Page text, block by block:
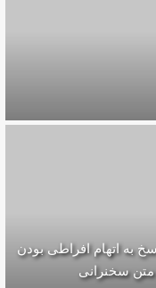
به اتهام افراطی بودن
متن سخنرانی